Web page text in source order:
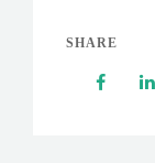
SHARE